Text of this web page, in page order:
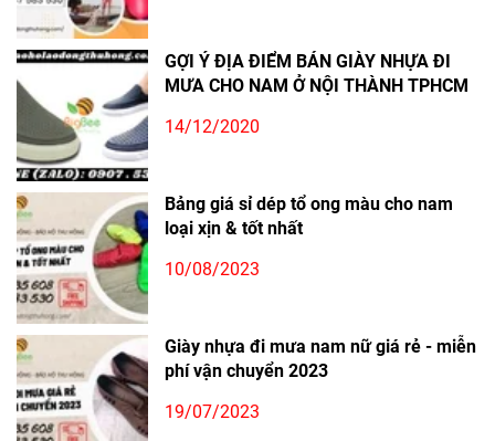
GỢI Ý ĐỊA ĐIỂM BÁN GIÀY NHỰA ĐI
MƯA CHO NAM Ở NỘI THÀNH TPHCM
14/12/2020
Bảng giá sỉ dép tổ ong màu cho nam
loại xịn & tốt nhất
10/08/2023
Giày nhựa đi mưa nam nữ giá rẻ - miễn
phí vận chuyển 2023
19/07/2023